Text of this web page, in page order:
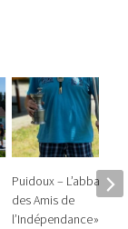
Puidoux – L’abbaye «
des Amis de
l’Indépendance » a